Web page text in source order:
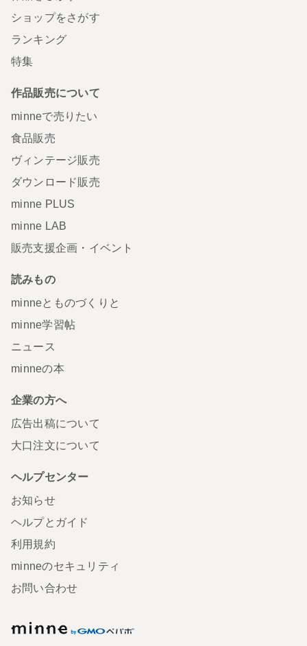
ショップをさがす
ランキング
特集
作品販売について
minneで売りたい
食品販売
ヴィンテージ販売
ダウンロード販売
minne PLUS
minne LAB
販売支援企画・イベント
読みもの
minneとものづくりと
minne学習帖
ニュース
minneの本
企業の方へ
広告出稿について
大口注文について
ヘルプセンター
お知らせ
ヘルプとガイド
利用規約
minneのセキュリティ
お問い合わせ